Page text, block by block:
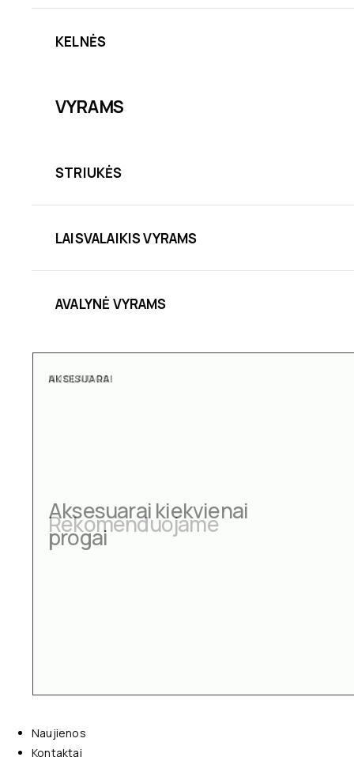
KELNĖS
VYRAMS
STRIUKĖS
LAISVALAIKIS VYRAMS
AVALYNĖ VYRAMS
AKSESUARAI
Aksesuarai kiekvienai
progai
Naujienos
Kontaktai